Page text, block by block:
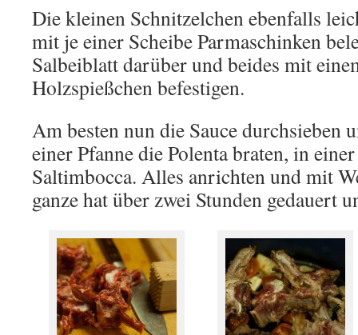
Die kleinen Schnitzelchen ebenfalls
mit je einer Scheibe Parmaschinken
Salbeiblatt darüber und beides mit
Holzspießchen befestigen.
Am besten nun die Sauce durchsieben
einer Pfanne die Polenta braten, in
Saltimbocca. Alles anrichten und mit
ganze hat über zwei Stunden gedauert